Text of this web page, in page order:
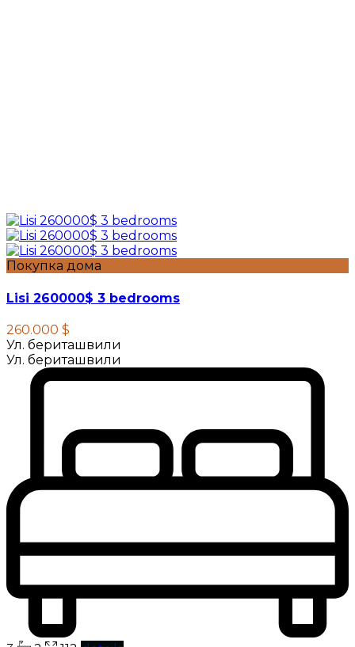
Покупка дома
Lisi 260000$ 3 bedrooms
260.000 $
Ул. бериташвили
Ул. бериташвили